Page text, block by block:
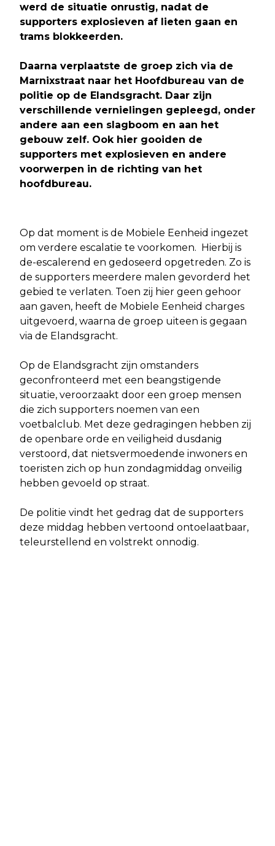
werd de situatie onrustig, nadat de
supporters explosieven af lieten gaan en
trams blokkeerden.
Daarna verplaatste de groep zich via de
Marnixstraat naar het Hoofdbureau van de
politie op de Elandsgracht. Daar zijn
verschillende vernielingen gepleegd, onder
andere aan een slagboom en aan het
gebouw zelf. Ook hier gooiden de
supporters met explosieven en andere
voorwerpen in de richting van het
hoofdbureau.
Op dat moment is de Mobiele Eenheid ingezet
om verdere escalatie te voorkomen. Hierbij is
de-escalerend en gedoseerd opgetreden. Zo is
de supporters meerdere malen gevorderd het
gebied te verlaten. Toen zij hier geen gehoor
aan gaven, heeft de Mobiele Eenheid charges
uitgevoerd, waarna de groep uiteen is gegaan
via de Elandsgracht.
Op de Elandsgracht zijn omstanders
geconfronteerd met een beangstigende
situatie, veroorzaakt door een groep mensen
die zich supporters noemen van een
voetbalclub. Met deze gedragingen hebben zij
de openbare orde en veiligheid dusdanig
verstoord, dat nietsvermoedende inwoners en
toeristen zich op hun zondagmiddag onveilig
hebben gevoeld op straat.
De politie vindt het gedrag dat de supporters
deze middag hebben vertoond ontoelaatbaar,
teleurstellend en volstrekt onnodig.